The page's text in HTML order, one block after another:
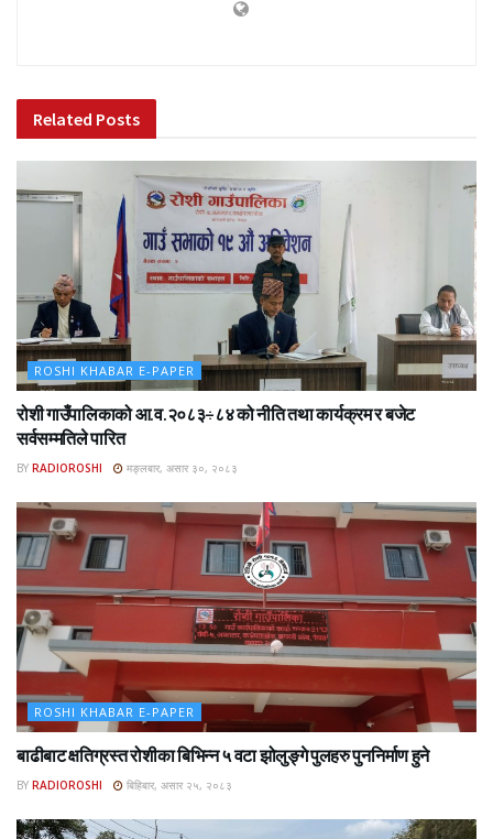
Related Posts
ROSHI KHABAR E-PAPER
रोशी गाउँपालिकाको आ.व.२०८३÷८४ को नीति तथा कार्यक्रम र बजेट
सर्वसम्मतिले पारित
BY RADIOROSHI मङ्लबार, असार ३०, २०८३
ROSHI KHABAR E-PAPER
बाढीबाट क्षतिग्रस्त रोशीका बिभिन्न ५ वटा झोलुङ्गे पुलहरु पुननिर्माण हुने
BY RADIOROSHI बिहिबार, असार २५, २०८३